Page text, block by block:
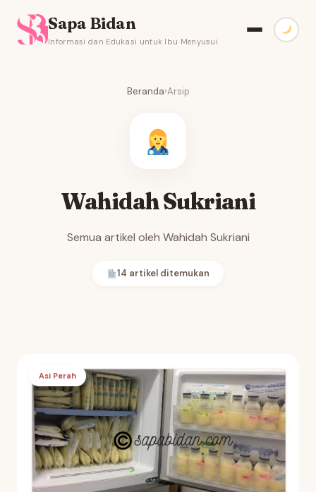
Sapa Bidan
Informasi dan Edukasi untuk Ibu Menyusui
Beranda›Arsip
Wahidah Sukriani
Semua artikel oleh Wahidah Sukriani
14 artikel ditemukan
Asi Perah